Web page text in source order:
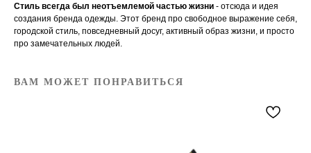
Стиль всегда был неотъемлемой частью жизни - отсюда и идея
создания бренда одежды. Этот бренд про свободное выражение себя,
городской стиль, повседневный досуг, активный образ жизни, и просто
про замечательных людей.
ВАМ МОЖЕТ ПОНРАВИТЬСЯ